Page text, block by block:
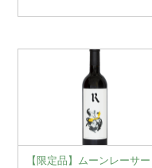
【限定品】ムーンレーサー